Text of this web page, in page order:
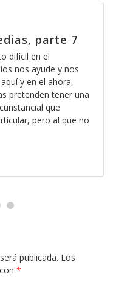
parte 7
difícil en el
nos ayude y nos
y en el ahora,
pretenden tener una
que
pero al que no
publicada. Los
*